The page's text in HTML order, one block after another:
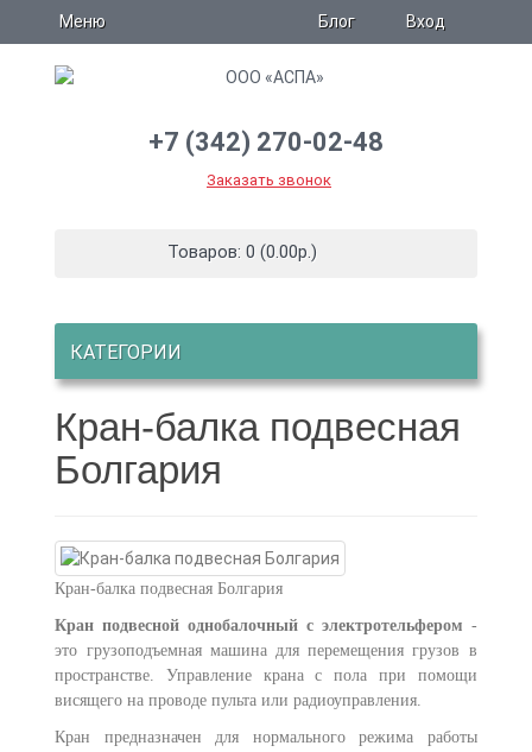
Блог Вход
Меню
+7 (342) 270-02-48
Заказать звонок
Товаров: 0 (0.00р.)
КАТЕГОРИИ
Кран-балка подвесная
Болгария
Кран-балка подвесная Болгария
Кран подвесной однобалочный с электротельфером -
это грузоподъемная машина для перемещения грузов в
пространстве. Управление крана с пола при помощи
висящего на проводе пульта или радиоуправления.
Кран предназначен для нормального режима работы